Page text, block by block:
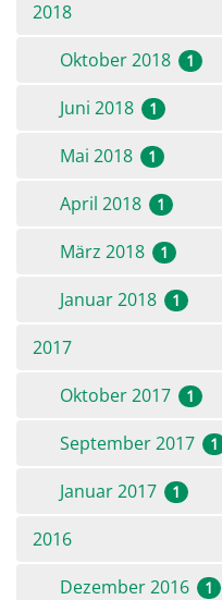
2018
Oktober 2018
1
Juni 2018 1
Mai 2018 1
April 2018 1
März 2018 1
Januar 2018 1
2017
Oktober 2017
1
September 2017 1
Januar 2017 1
2016
Dezember 2016
1